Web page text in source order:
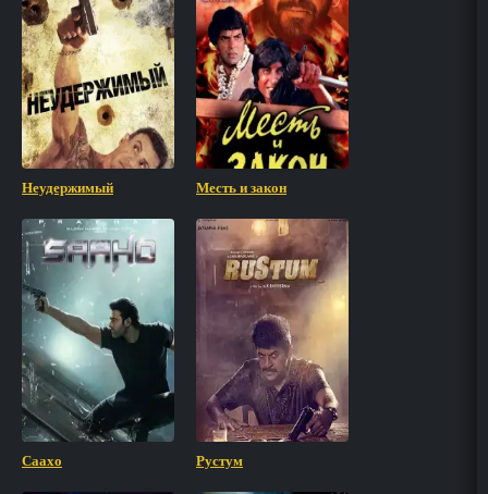
Неудержимый Месть и закон
Саахо Рустум